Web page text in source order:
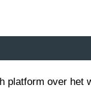
platform over het